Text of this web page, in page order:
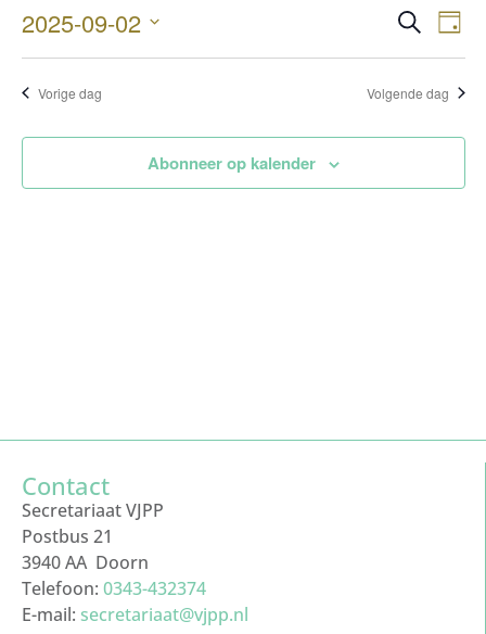
Zoeken
Dag
2025-09-02
een
datum.
Vorige dag Volgende dag
Abonneer op kalender
Contact
Secretariaat VJPP
Postbus 21
3940 AA Doorn
Telefoon: 0343-432374
E-mail: secretariaat@vjpp.nl